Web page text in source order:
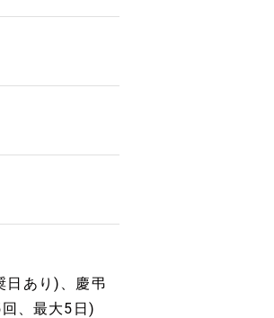
あり)、慶弔
、最大5日)